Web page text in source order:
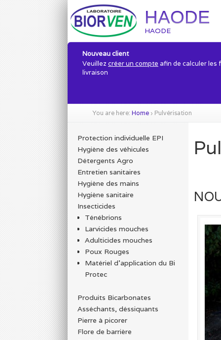
HAODE
HAODE
Nouveau client
Veuillez créer un compte afin de calculer les
livraison
You are here: Home › Pulvérisation
Protection individuelle EPI
Hygiène des véhicules
Détergents Agro
Entretien sanitaires
Hygiène des mains
Hygiène sanitaire
Insecticides
Ténébrions
Larvicides mouches
Adulticides mouches
Poux Rouges
Matériel d’application du Bi
Protec
Produits Bicarbonates
Asséchants, déssiquants
Pierre à picorer
Flore de barrière